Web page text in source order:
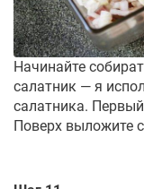
Начинайте
салатник — я
салатника.
Поверх выложите